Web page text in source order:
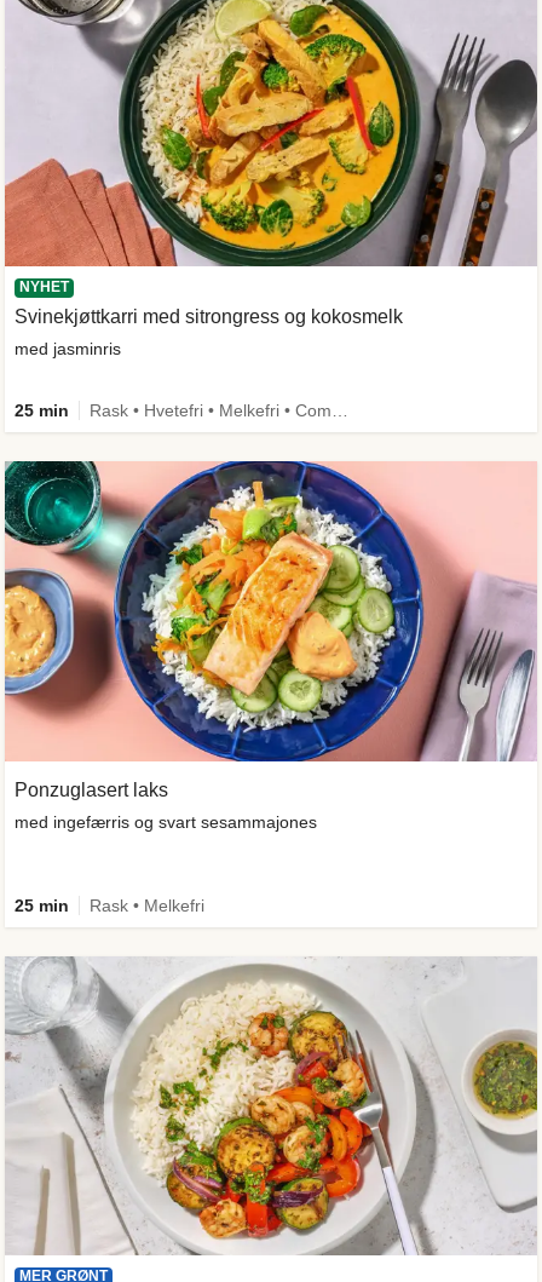
NYHET
Svinekjøttkarri med sitrongress og kokosmelk
med jasminris
25 min
Ponzuglasert laks
med ingefærris og svart sesammajones
25 min Rask • Melkefri
MER GRØNT